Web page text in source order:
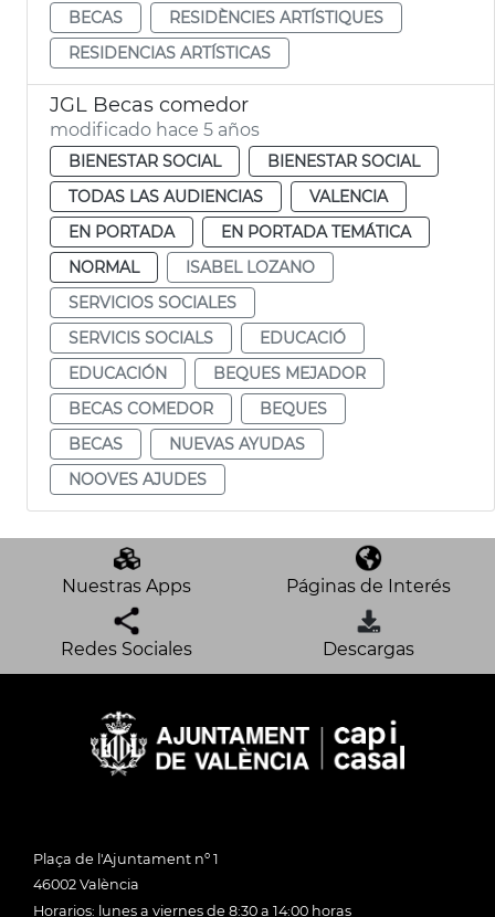
BECAS
RESIDÈNCIES ARTÍSTIQUES
RESIDENCIAS ARTÍSTICAS
JGL Becas comedor
modificado hace 5 años
BIENESTAR SOCIAL
BIENESTAR SOCIAL
TODAS LAS AUDIENCIAS
VALENCIA
EN PORTADA
EN PORTADA TEMÁTICA
NORMAL
ISABEL LOZANO
SERVICIOS SOCIALES
SERVICIS SOCIALS
EDUCACIÓ
EDUCACIÓN
BEQUES MEJADOR
BECAS COMEDOR
BEQUES
BECAS
NUEVAS AYUDAS
NOOVES AJUDES
Nuestras Apps Páginas de Interés
Redes Sociales Descargas
Plaça de l'Ajuntament nº 1
46002 València
Horarios: lunes a viernes de 8:30 a 14:00 horas